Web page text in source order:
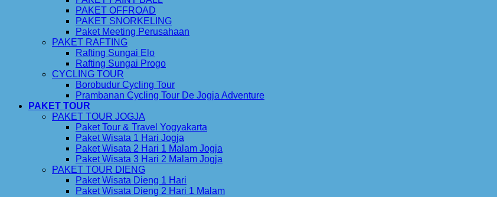
PAKET OFFROAD
PAKET SNORKELING
Paket Meeting Perusahaan
PAKET RAFTING
Rafting Sungai Elo
Rafting Sungai Progo
CYCLING TOUR
Borobudur Cycling Tour
Prambanan Cycling Tour De Jogja Adventure
PAKET TOUR
PAKET TOUR JOGJA
Paket Tour & Travel Yogyakarta
Paket Wisata 1 Hari Jogja
Paket Wisata 2 Hari 1 Malam Jogja
Paket Wisata 3 Hari 2 Malam Jogja
PAKET TOUR DIENG
Paket Wisata Dieng 1 Hari
Paket Wisata Dieng 2 Hari 1 Malam